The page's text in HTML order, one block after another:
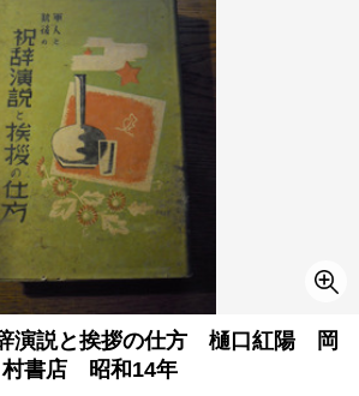
演説と挨拶の仕方 樋口紅陽 岡
村書店 昭和14年